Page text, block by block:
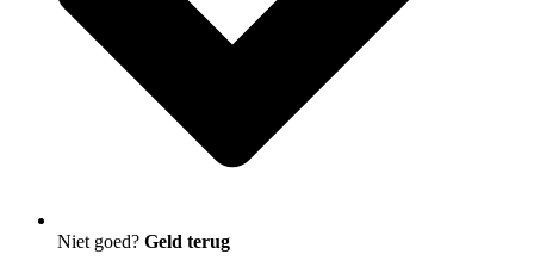
Niet goed? Geld terug